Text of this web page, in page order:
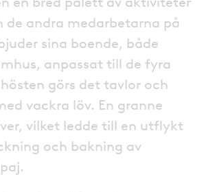
de andra medarbetarna på
sina boende, både
anpassat till de fyra
görs det tavlor och
vackra löv. En granne
vilket ledde till en utflykt
och bakning av